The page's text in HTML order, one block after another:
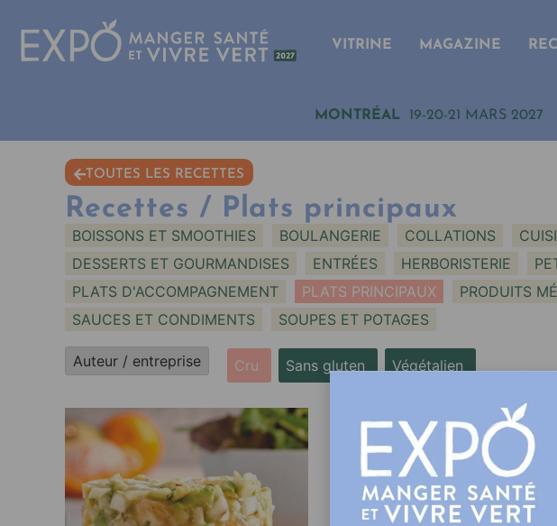
VITRINE MAGAZINE
MONTRÉAL19-20-21 MARS 2027
TOUTES LES RECETTES
Recettes / Plats principaux
BOISSONS ET SMOOTHIES BOULANGERIE COLLATIONS
DESSERTS ET GOURMANDISES
ENTRÉES HERBORISTERIE
PLATS D'ACCOMPAGNEMENT
PLATS PRINCIPAUX PRODUITS
SAUCES ET CONDIMENTS
SOUPES ET POTAGES
Cru Sans gluten Végétalien